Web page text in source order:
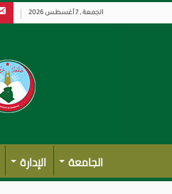
الجمعة , 7 أغسطس 2026
الجامعة الإدارة